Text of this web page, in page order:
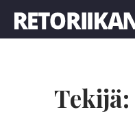
Tekijä: